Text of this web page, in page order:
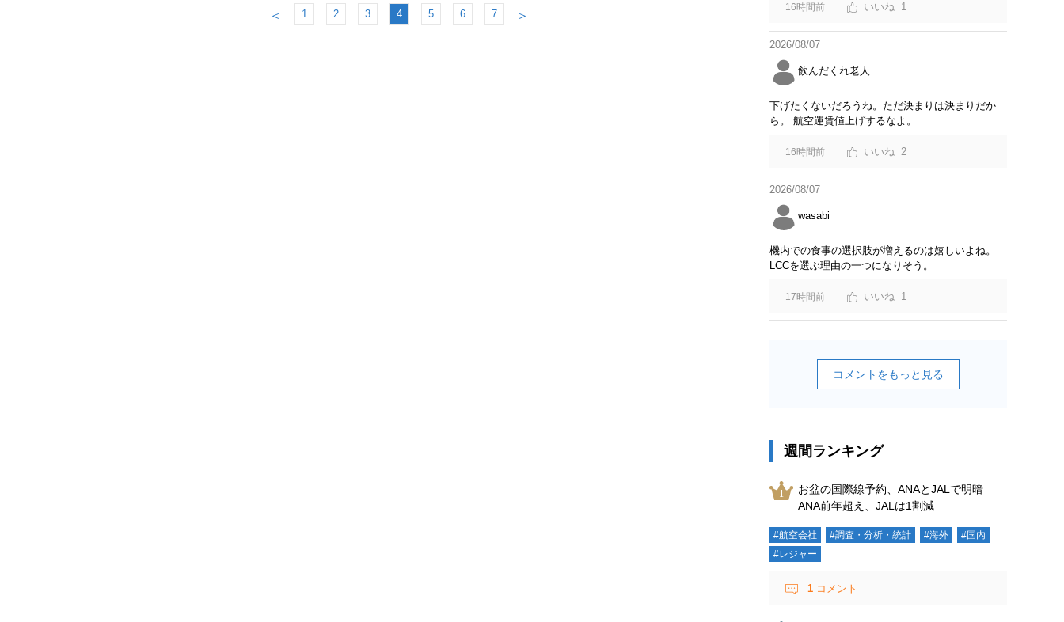
＜ 1 2 3 4 5 6 7 ＞
16時間前 1
2026/08/07
飲んだくれ老人
下げたくないだろうね。ただ決まりは決まりだか
ら。 航空運賃値上げするなよ。
16時間前 2
2026/08/07
wasabi
機内での食事の選択肢が増えるのは嬉しいよね。
LCCを選ぶ理由の一つになりそう。
17時間前 1
コメントをもっと見る
週間ランキング
お盆の国際線予約、ANAとJALで明暗
ANA前年超え、JALは1割減
#航空会社 #調査・分析・統計 #海外
#国内
#レジャー
1 コメント